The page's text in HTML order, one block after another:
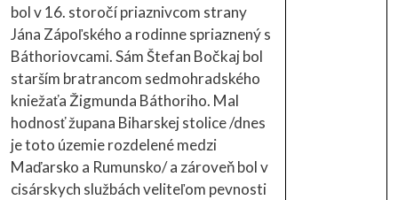
bol v 16. storočí priaznivcom strany
Jána Zápoľského a rodinne spriaznený s
Báthoriovcami. Sám Štefan Bočkaj bol
starším bratrancom sedmohradského
kniežaťa Žigmunda Báthoriho. Mal
hodnosť župana Biharskej stolice /dnes
je toto územie rozdelené medzi
Maďarsko a Rumunsko/ a zároveň bol v
cisárskych službách veliteľom pevnosti